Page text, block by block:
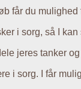
får du
i sorg, så I kan
jeres tanker
i sorg. I får